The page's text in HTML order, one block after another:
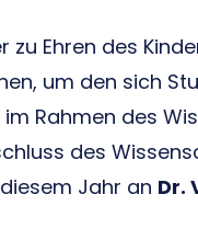
zu Ehren des
um den sich
Rahmen des
des
Jahr an Dr.